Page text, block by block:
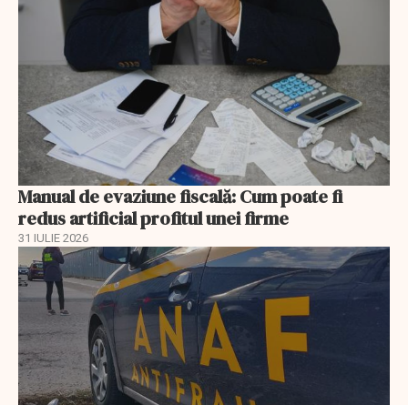
Manual de evaziune fiscală: Cum poate fi
redus artificial profitul unei firme
31 IULIE 2026